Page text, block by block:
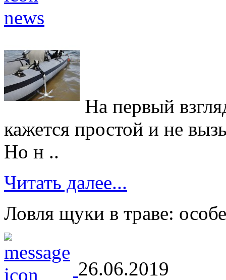
На первый
кажется простой и не
Но н ..
Читать далее...
Ловля щуки в траве:
26.06.2019